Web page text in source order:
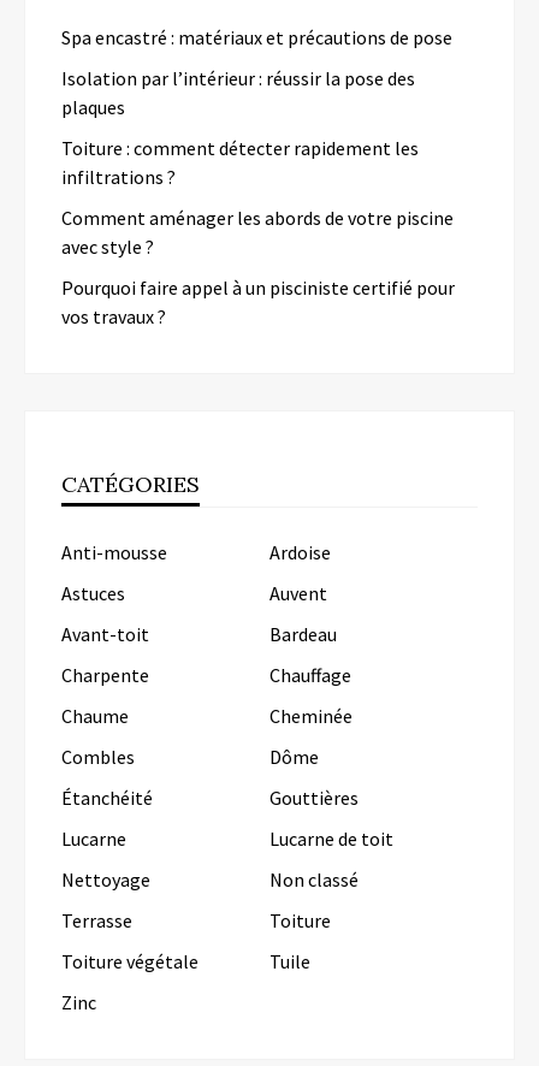
Spa encastré : matériaux et précautions de pose
Isolation par l’intérieur : réussir la pose des
plaques
Toiture : comment détecter rapidement les
infiltrations ?
Comment aménager les abords de votre piscine
avec style ?
Pourquoi faire appel à un pisciniste certifié pour
vos travaux ?
CATÉGORIES
Anti-mousse
Ardoise
Astuces
Auvent
Avant-toit
Bardeau
Charpente
Chauffage
Chaume
Cheminée
Combles
Dôme
Étanchéité
Gouttières
Lucarne
Lucarne de toit
Nettoyage
Non classé
Terrasse
Toiture
Toiture végétale
Tuile
Zinc